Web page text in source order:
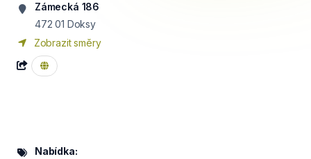
Zámecká 186
472 01 Doksy
Zobrazit směry
Nabídka: